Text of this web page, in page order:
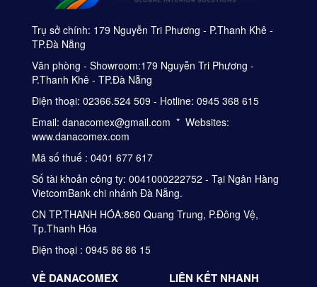
Trụ sở chính: 179 Nguyễn Tri Phương - P.Thanh Khê -
TP.Đà Nẵng
Văn phòng - Showroom:179 Nguyễn Tri Phương -
P.Thanh Khê - TP.Đà Nẵng
Điện thoại: 02366.524 509 - Hotline: 0945 368 615
Email: danacomex@gmail.com * Websites:
www.danacomex.com
Mã số thuế : 0401 677 617
Số tài khoản công ty: 0041000222752 - Tại Ngân Hàng
VietcomBank chi nhánh Đà Nẵng.
CN TP.THANH HÓA:860 Quang Trung, P.Đông Vệ,
Tp.Thanh Hóa
Điện thoại : 0945 86 86 15
VỀ DANACOMEX LIÊN KẾT NHANH